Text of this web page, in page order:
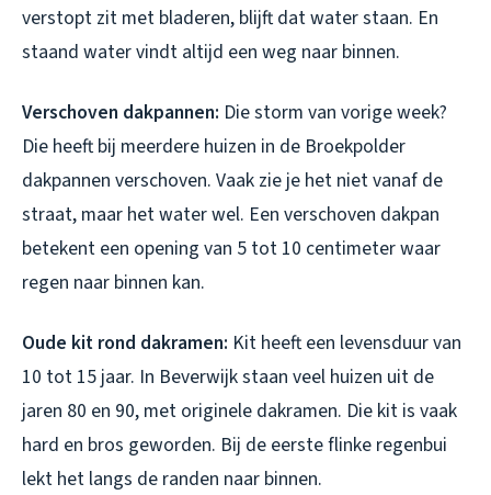
verstopt zit met bladeren, blijft dat water staan. En
staand water vindt altijd een weg naar binnen.
Verschoven dakpannen: Die storm van vorige week?
Die heeft bij meerdere huizen in de Broekpolder
dakpannen verschoven. Vaak zie je het niet vanaf de
straat, maar het water wel. Een verschoven dakpan
betekent een opening van 5 tot 10 centimeter waar
regen naar binnen kan.
Oude kit rond dakramen: Kit heeft een levensduur van
10 tot 15 jaar. In Beverwijk staan veel huizen uit de
jaren 80 en 90, met originele dakramen. Die kit is vaak
hard en bros geworden. Bij de eerste flinke regenbui
lekt het langs de randen naar binnen.